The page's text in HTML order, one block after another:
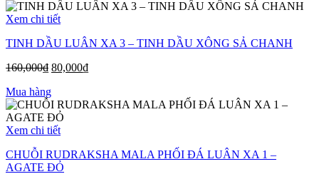
Xem chi tiết
TINH DẦU LUÂN XA 3 – TINH DẦU XÔNG SẢ CHANH
160,000₫ 80,000₫
Mua hàng
Xem chi tiết
CHUỖI RUDRAKSHA MALA PHỐI ĐÁ LUÂN XA 1 –
AGATE ĐỎ